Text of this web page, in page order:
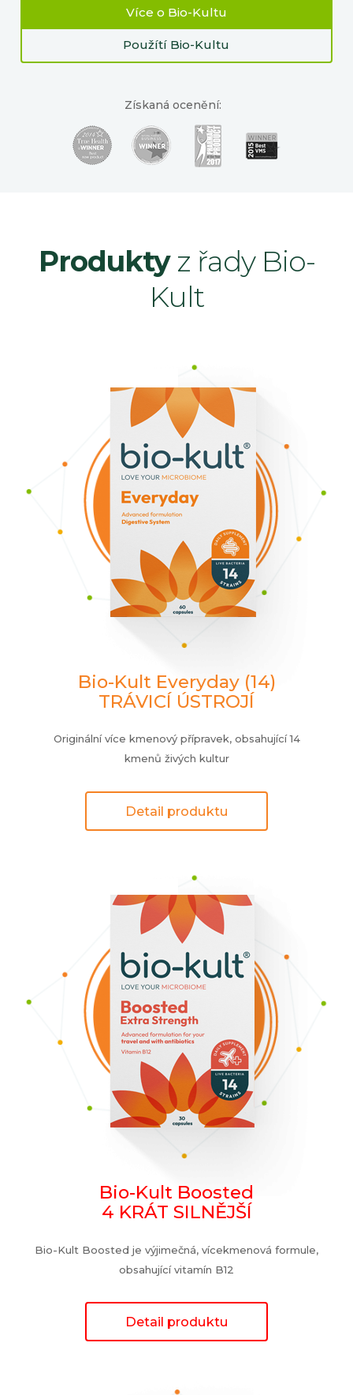
Více o Bio-Kultu
Použítí Bio-Kultu
Získaná ocenění:
Produktyz řady Bio-
Kult
Bio-Kult Everyday (14)
TRÁVICÍ ÚSTROJÍ
Originální více kmenový přípravek, obsahující 14
kmenů živých kultur
Detail produktu
Bio-Kult Boosted
4 KRÁT SILNĚJŠÍ
Bio-Kult Boosted je výjimečná, vícekmenová formule,
obsahující vitamín B12
Detail produktu